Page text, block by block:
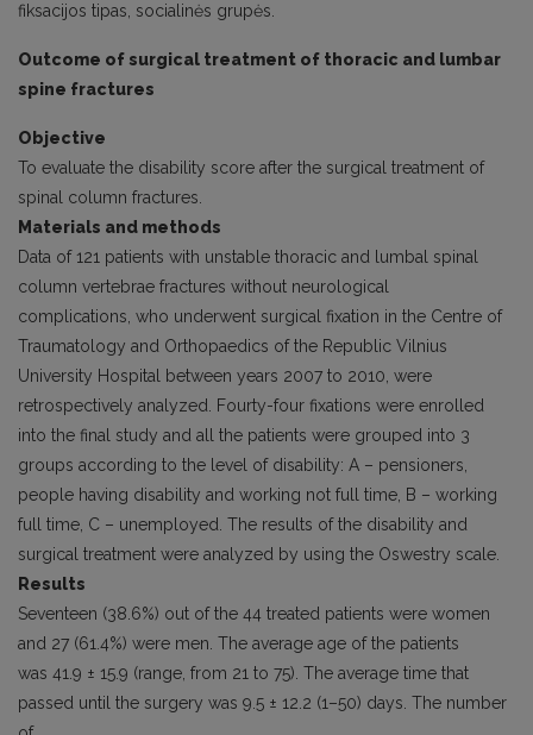
fiksacijos tipas, socialinės grupės.
Outcome of surgical treatment of thoracic and lumbar
spine fractures
Objective
To evaluate the disability score after the surgical treatment of
spinal column fractures.
Materials and methods
Data of 121 patients with unstable thoracic and lumbal spinal
column vertebrae fractures without neurological
complications, who underwent surgical fixation in the Centre of
Traumatology and Orthopaedics of the Republic Vilnius
University Hospital between years 2007 to 2010, were
retrospectively analyzed. Fourty-four fixations were enrolled
into the final study and all the patients were grouped into 3
groups according to the level of disability: A – pensioners,
people having disability and working not full time, B – working
full time, C – unemployed. The results of the disability and
surgical treatment were analyzed by using the Oswestry scale.
Results
Seventeen (38.6%) out of the 44 treated patients were women
and 27 (61.4%) were men. The average age of the patients
was 41.9 ± 15.9 (range, from 21 to 75). The average time that
passed until the surgery was 9.5 ± 12.2 (1–50) days. The number